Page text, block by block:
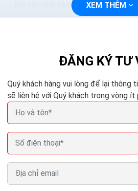
Thực ra mạng xã hội Twitter cũng
XEM THÊM
ĐĂNG KÝ TƯ
Quý khách hàng vui lòng để lại thông
sẽ liên hệ với Quý khách trong vòng ít